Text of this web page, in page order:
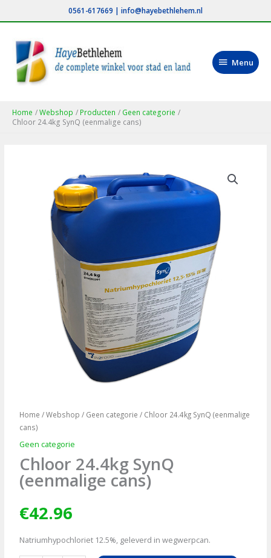
naar
inhoud
0561-617669 | info@hayebethlehem.nl
Menu
Menu
Home Webshop Producten
Geen categorie
Chloor 24.4kg SynQ (eenmalige cans)
Home /Webshop / Geen categorie / Chloor 24.4kg SynQ (eenmalige
cans)
Geen categorie
Chloor 24.4kg SynQ
(eenmalige cans)
€42.96
Natriumhypochloriet 12.5%, geleverd in wegwerpcan.